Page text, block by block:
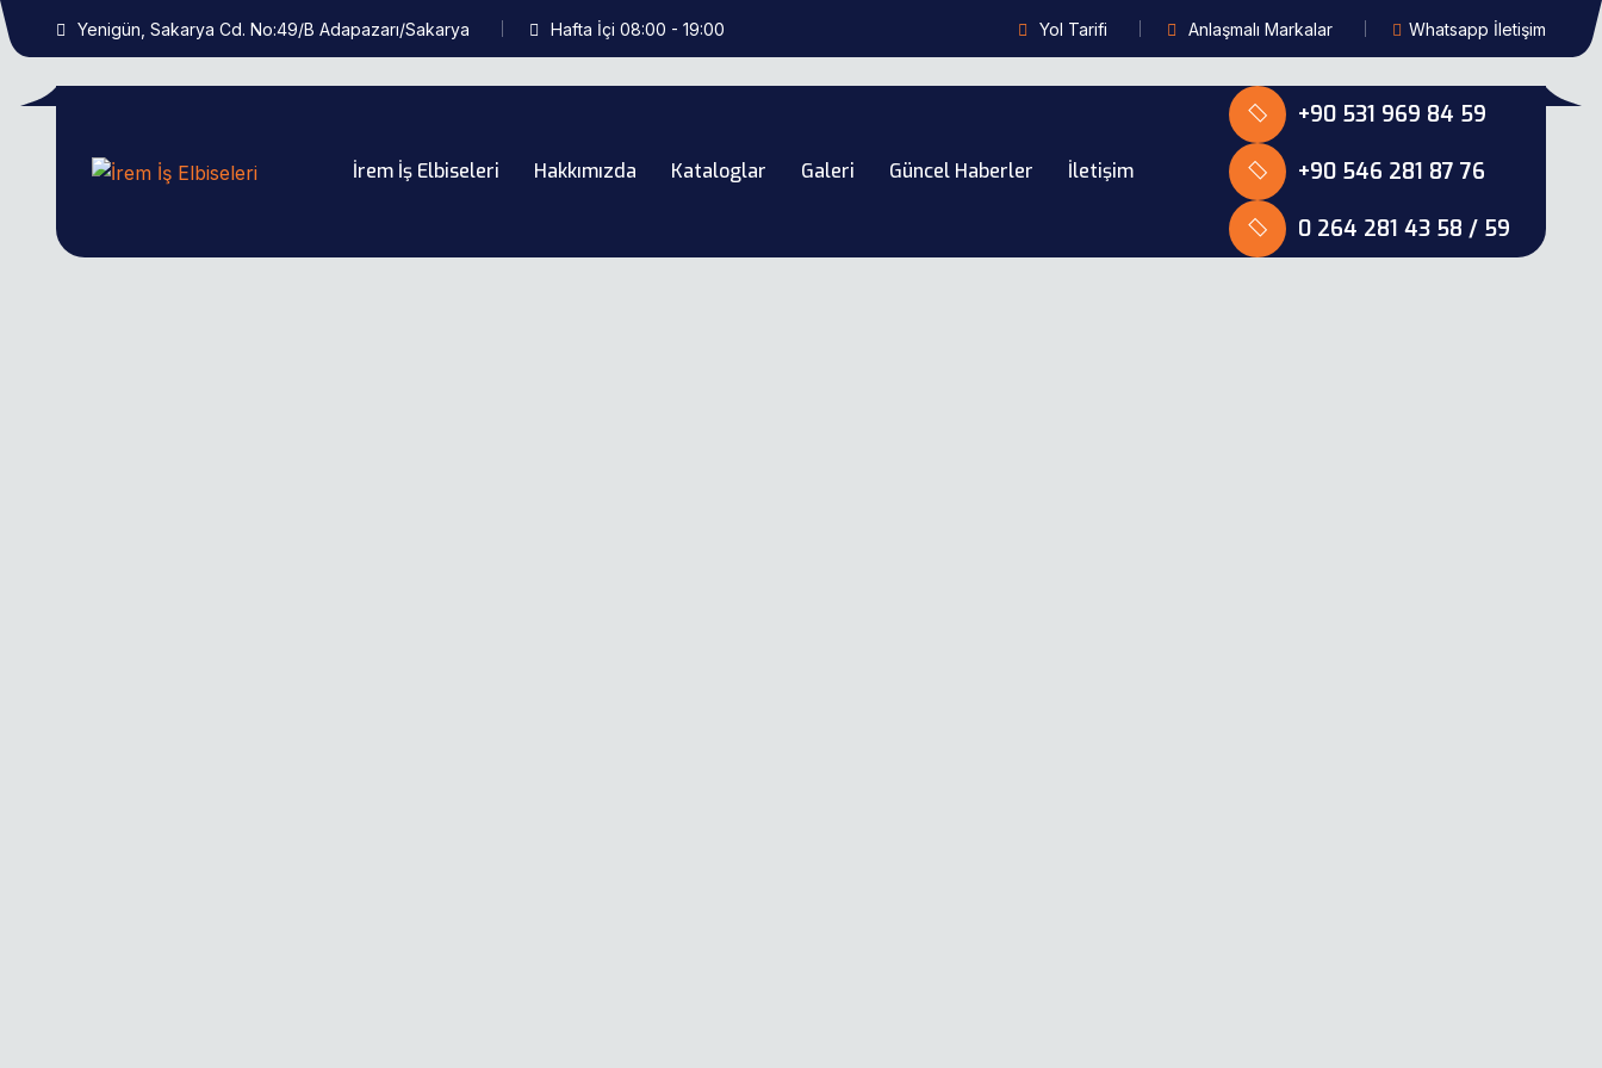
Yenigün, Sakarya Cd. No:49/B Adapazarı/Sakarya Hafta İçi 08:00 - 19:00 Yol Tarifi Anlaşmalı Markalar Whatsapp İletişim
İrem İş Elbiseleri Hakkımızda Kataloglar Galeri Güncel Haberler İletişim
+90 531 969 84 59
+90 546 281 87 76
0 264 281 43 58 / 59